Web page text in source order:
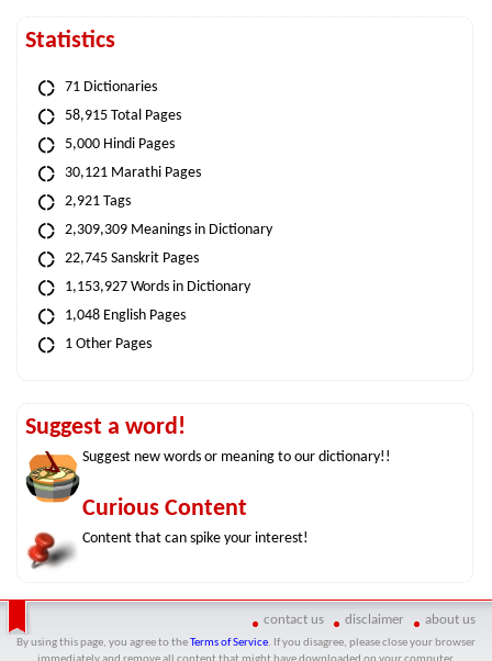
Statistics
71 Dictionaries
58,915 Total Pages
5,000 Hindi Pages
30,121 Marathi Pages
2,921 Tags
2,309,309 Meanings in Dictionary
22,745 Sanskrit Pages
1,153,927 Words in Dictionary
1,048 English Pages
1 Other Pages
Suggest a word!
Suggest new words or meaning to our dictionary!!
Curious Content
Content that can spike your interest!
contact us disclaimer about us
By using this page, you agree to the Terms of Service. If you disagree, please close your browser